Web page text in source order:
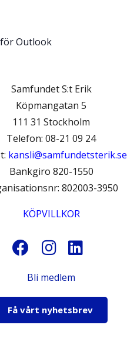
Outlook
Samfundet S:t Erik
Köpmangatan 5
111 31 Stockholm
Telefon: 08-21 09 24
kansli@samfundetsterik.se
Bankgiro 820-1550
802003-3950
KÖPVILLKOR
Bli medlem
Få vårt nyhetsbrev